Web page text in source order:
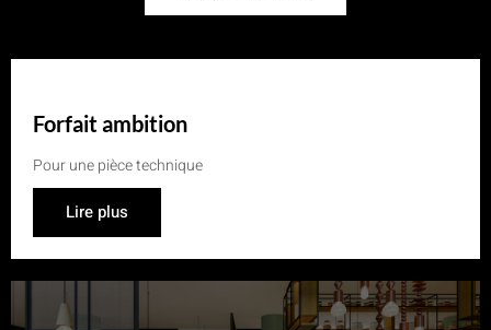
Forfait ambition
Pour une pièce technique
Lire plus